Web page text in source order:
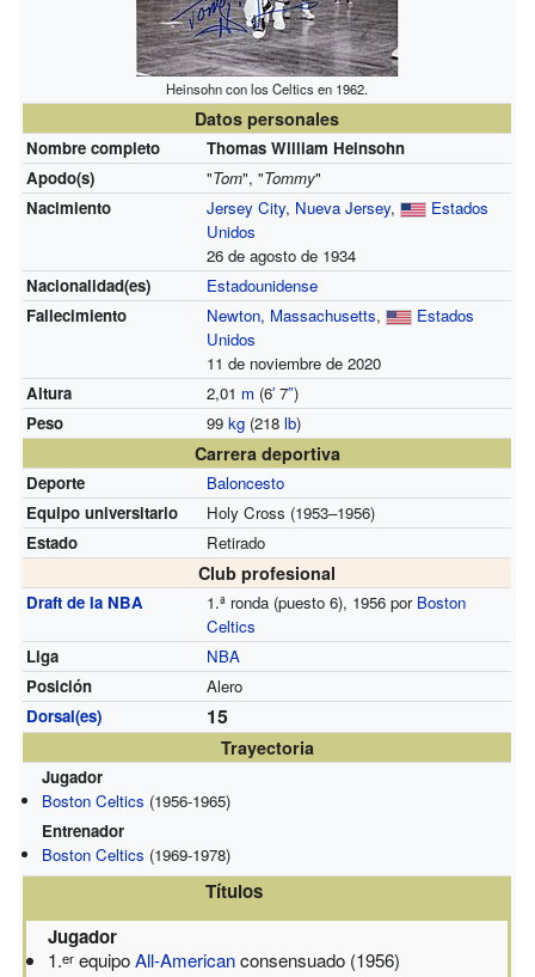
Heinsohn con los Celtics en 1962.
Datos personales
Nombre completo
Thomas William Heinsohn
Apodo(s)
"Tom", "Tommy"
Nacimiento
Jersey City, Nueva Jersey,
Estados
Unidos
26 de agosto de 1934
Nacionalidad(es)
Estadounidense
Fallecimiento
Newton, Massachusetts,
Estados
Unidos
11 de noviembre de 2020
Altura
2,01 m (6′7″)
Peso
99 kg(218 lb)
Carrera deportiva
Deporte
Baloncesto
Equipo universitario
Holy Cross (1953–1956)
Estado
Retirado
Club profesional
Draft de la NBA 1.ª ronda (puesto 6), 1956 por Boston
Celtics
Liga
NBA
Posición
Alero
Dorsal(es)
15
Trayectoria
Jugador
Boston Celtics (1956-1965)
Entrenador
Boston Celtics (1969-1978)
Títulos
Jugador
1.er equipoAll-Americanconsensuado (1956)